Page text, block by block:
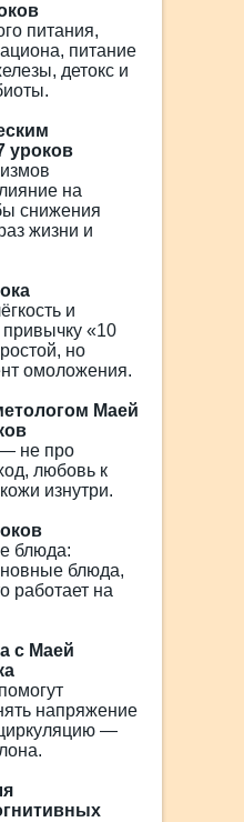
питания,
питание
детокс и
уроков
на
снижения
жизни и
и
«10
но
омоложения.
Маей
не про
любовь к
изнутри.
блюда:
блюда,
работает на
с Маей
напряжение
—